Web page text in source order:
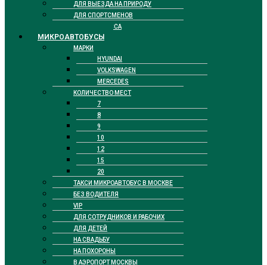
ДЛЯ ВЫЕЗДА НА ПРИРОДУ
ДЛЯ СПОРТСМЕНОВ
БИЗНЕС КЛАССА
МИКРОАВТОБУСЫ
МАРКИ
HYUNDAI
VOLKSWAGEN
MERCEDES
КОЛИЧЕСТВО МЕСТ
7
8
9
10
12
15
20
ТАКСИ МИКРОАВТОБУС В МОСКВЕ
БЕЗ ВОДИТЕЛЯ
VIP
ДЛЯ СОТРУДНИКОВ И РАБОЧИХ
ДЛЯ ДЕТЕЙ
НА СВАДЬБУ
НА ПОХОРОНЫ
В АЭРОПОРТ МОСКВЫ